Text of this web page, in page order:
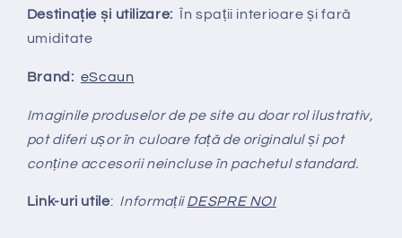
Destinație și utilizare: În spații interioare și fară
umiditate
Brand: eScaun
Imaginile produselor de pe site au doar rol ilustrativ,
pot diferi ușor în culoare față de originalul și pot
conține accesorii neincluse în pachetul standard.
Link-uri utile: InformațiiDESPRE NOI